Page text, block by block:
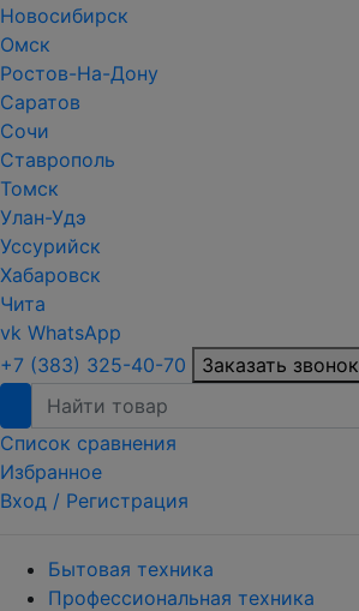
Новосибирск
Омск
Ростов-На-Дону
Саратов
Сочи
Ставрополь
Томск
Улан-Удэ
Уссурийск
Хабаровск
Чита
vk WhatsApp
+7 (383) 325-40-70
Заказать звонок
Список сравнения
Избранное
Вход / Регистрация
Бытовая техника
Профессиональная техника